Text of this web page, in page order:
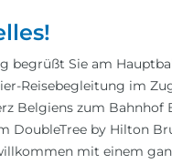
begrüßt Sie am
Reisebegleitung im
Belgiens zum Bahnhof
DoubleTree by Hilton
mit einem